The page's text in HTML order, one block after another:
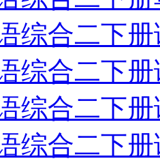
综合二下
综合二下
综合二下
综合二下